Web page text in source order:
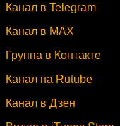
Канал в Telegram
Канал в MAX
Группа в Контакте
Канал на Rutube
Канал в Дзен